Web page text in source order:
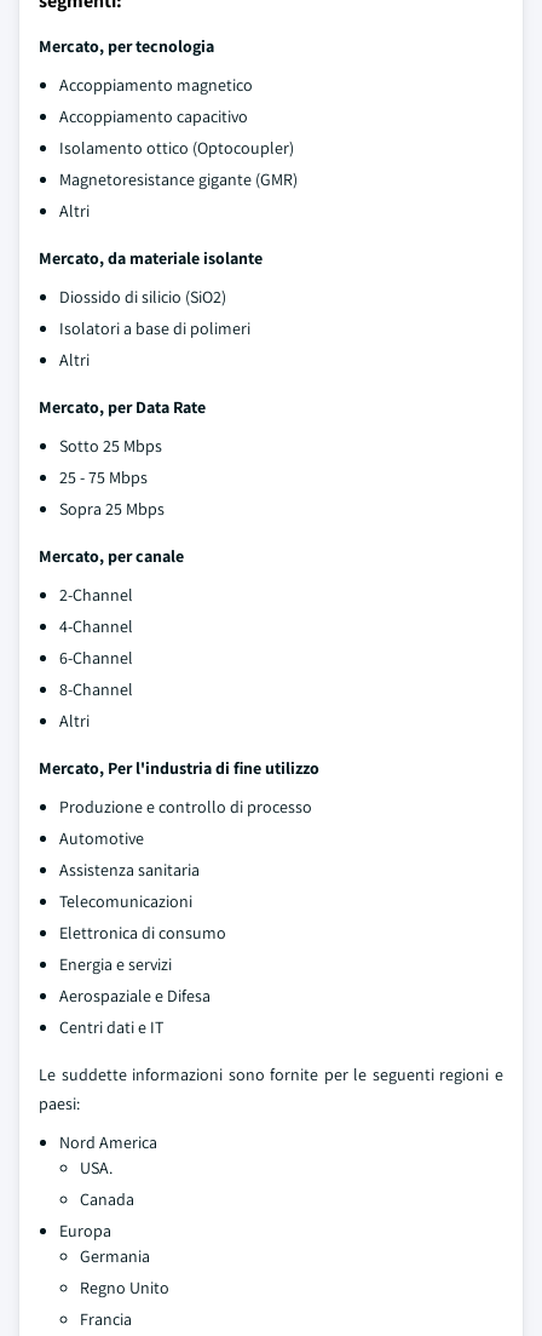
Mercato, per tecnologia
Accoppiamento magnetico
Accoppiamento capacitivo
Isolamento ottico (Optocoupler)
Magnetoresistance gigante (GMR)
Altri
Mercato, da materiale isolante
Diossido di silicio (SiO2)
Isolatori a base di polimeri
Altri
Mercato, per Data Rate
Sotto 25 Mbps
25 - 75 Mbps
Sopra 25 Mbps
Mercato, per canale
2-Channel
4-Channel
6-Channel
8-Channel
Altri
Mercato, Per l'industria di fine utilizzo
Produzione e controllo di processo
Automotive
Assistenza sanitaria
Telecomunicazioni
Elettronica di consumo
Energia e servizi
Aerospaziale e Difesa
Centri dati e IT
Le suddette informazioni sono fornite per le seguenti regioni e
paesi:
Nord America
USA.
Canada
Europa
Germania
Regno Unito
Francia